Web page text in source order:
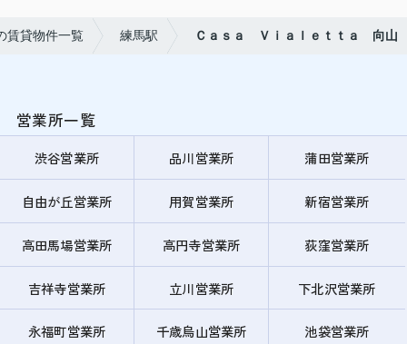
賃貸物件一覧 練馬駅 Ｃａｓａ Ｖｉａｌｅｔｔａ 向山
営業所一覧
渋谷営業所 品川営業所 蒲田営業所
自由が丘営業所 用賀営業所 新宿営業所
高田馬場営業所 高円寺営業所 荻窪営業所
吉祥寺営業所 立川営業所 下北沢営業所
永福町営業所 千歳烏山営業所 池袋営業所